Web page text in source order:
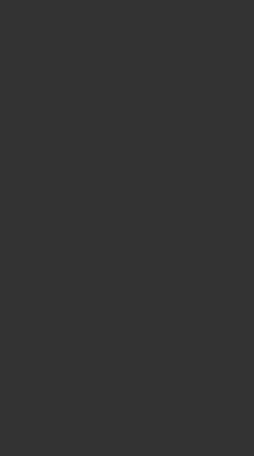
В СТИЛЕ PREPPY С V-ОБРАЗНЫМ